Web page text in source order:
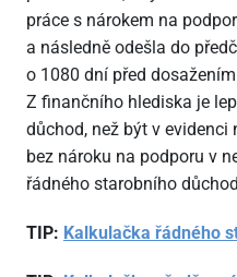
práce s nárokem na
a následně odešla do
o 1080 dní před
Z finančního hlediska je
důchod, než být v
bez nároku na podporu v
řádného starobního
TIP: Kalkulačka řádného